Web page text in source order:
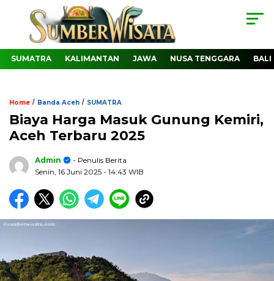
SUMATRA KALIMANTAN JAWA NUSA TENGGARA BALI
Home / Banda Aceh / SUMATRA
Biaya Harga Masuk Gunung Kemiri,
Aceh Terbaru 2025
Admin
- Penulis Berita
Senin, 16 Juni 2025 - 14:43 WIB